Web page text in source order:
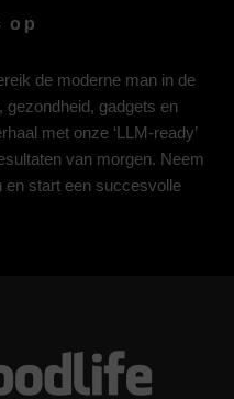
op
de moderne man in de
gezondheid, gadgets en
met onze ‘LLM-ready’
van morgen. Neem
en start een succesvolle